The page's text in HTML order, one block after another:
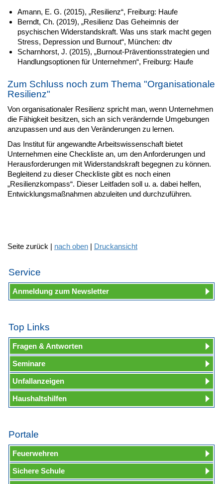
Amann, E. G. (2015), „Resilienz“, Freiburg: Haufe
Berndt, Ch. (2019), „Resilienz Das Geheimnis der
psychischen Widerstandskraft. Was uns stark macht gegen
Stress, Depression und Burnout“, München: dtv
Scharnhorst, J. (2015), „Burnout-Präventionsstrategien und
Handlungsoptionen für Unternehmen“, Freiburg: Haufe
Zum Schluss noch zum Thema "Organisationale
Resilienz"
Von organisationaler Resilienz spricht man, wenn Unternehmen
die Fähigkeit besitzen, sich an sich verändernde Umgebungen
anzupassen und aus den Veränderungen zu lernen.
Das Institut für angewandte Arbeitswissenschaft bietet
Unternehmen eine Checkliste an, um den Anforderungen und
Herausforderungen mit Widerstandskraft begegnen zu können.
Begleitend zu dieser Checkliste gibt es noch einen
„Resilienzkompass“. Dieser Leitfaden soll u. a. dabei helfen,
Entwicklungsmaßnahmen abzuleiten und durchzuführen.
Seite zurück | nach oben | Druckansicht
Service
Anmeldung zum Newsletter
Top Links
Fragen & Antworten
Seminare
Unfallanzeigen
Haushaltshilfen
Portale
Feuerwehren
Sichere Schule